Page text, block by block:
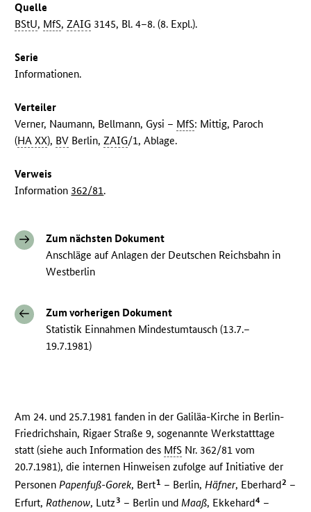
Quelle
BStU, MfS,ZAIG 3145, Bl. 4–8. (8. Expl.).
Serie
Informationen.
Verteiler
Verner, Naumann, Bellmann, Gysi – MfS: Mittig, Paroch
(HA XX), BV Berlin,ZAIG/1, Ablage.
Verweis
Information 362/81.
Zum nächsten Dokument
Anschläge auf Anlagen der Deutschen Reichsbahn in
Westberlin
Zum vorherigen Dokument
Statistik Einnahmen Mindestumtausch (13.7.–
19.7.1981)
Am 24. und 25.7.1981 fanden in der Galiläa-Kirche in Berlin-
Friedrichshain, Rigaer Straße 9, sogenannte Werkstatttage
statt (siehe auch Information des MfS Nr. 362/81 vom
20.7.1981), die internen Hinweisen zufolge auf Initiative der
PersonenPapenfuß-Gorek, Bert1 – Berlin,Häfner, Eberhard2 –
Erfurt,Rathenow, Lutz3 – Berlin undMaaß, Ekkehard4 –